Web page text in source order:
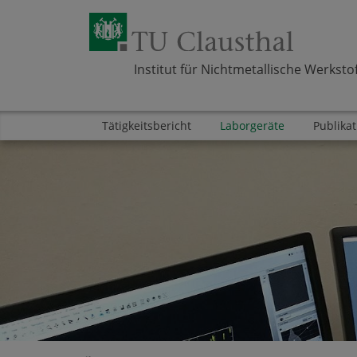
Institut für Nichtmetallische
Tätigkeitsbericht Laborgeräte